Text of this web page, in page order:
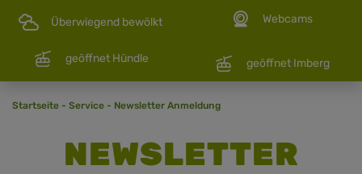
Überwiegend bewölkt
geöffnet Hündle geöffnet Imberg
Webcams
Startseite - Service - Newsletter Anmeldung
NEWSLETTER